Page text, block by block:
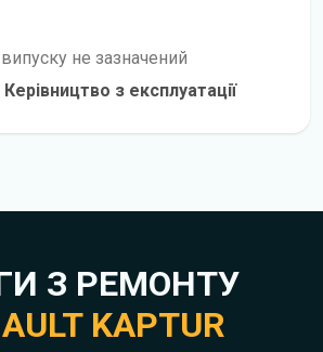
випуску не зазначений
з експлуатації
З РЕМОНТУ
KAPTUR